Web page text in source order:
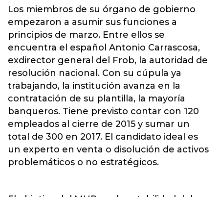
Los miembros de su órgano de gobierno
empezaron a asumir sus funciones a
principios de marzo. Entre ellos se
encuentra el español Antonio Carrascosa,
exdirector general del Frob, la autoridad de
resolución nacional. Con su cúpula ya
trabajando, la institución avanza en la
contratación de su plantilla, la mayoría
banqueros. Tiene previsto contar con 120
empleados al cierre de 2015 y sumar un
total de 300 en 2017. El candidato ideal es
un experto en venta o disolución de activos
problemáticos o no estratégicos.